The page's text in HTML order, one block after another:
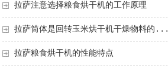
拉萨注意选择粮食烘干机的工作原理
拉萨筒体是回转玉米烘干机干燥物料的...
拉萨粮食烘干机的性能特点